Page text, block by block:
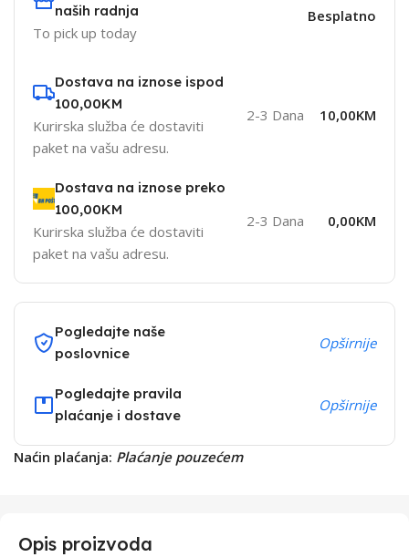
naših radnja
To pick up today
Besplatno
Dostava na iznose ispod
100,00KM
Kurirska služba će dostaviti
paket na vašu adresu.
2-3 Dana 10,00KM
Dostava na iznose preko
100,00KM
Kurirska služba će dostaviti
paket na vašu adresu.
2-3 Dana 0,00KM
Pogledajte naše
poslovnice
Opširnije
Pogledajte pravila
plaćanje i dostave
Opširnije
Naćin plaćanja: Plaćanje pouzećem
Opis proizvoda